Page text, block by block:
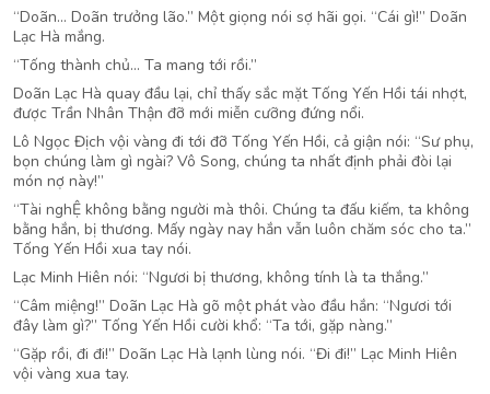
“Doãn… Doãn trưởng lão.” Một giọng nói sợ hãi gọi. “Cái gì!” Doãn
Lạc Hà mắng.
“Tống thành chủ… Ta mang tới rồi.”
Doãn Lạc Hà quay đầu lại, chỉ thấy sắc mặt Tống Yến Hồi tái nhợt,
được Trần Nhân Thận đỡ mới miễn cưỡng đứng nổi.
Lô Ngọc Địch vội vàng đi tới đỡ Tống Yến Hồi, cả giận nói: “Sư phụ,
bọn chúng làm gì ngài? Vô Song, chúng ta nhất định phải đòi lại
món nợ này!”
“Tài nghỆ không bằng người mà thôi. Chúng ta đấu kiếm, ta không
bằng hắn, bị thương. Mấy ngày nay hắn vẫn luôn chăm sóc cho ta.”
Tống Yến Hồi xua tay nói.
Lạc Minh Hiên nói: “Ngươi bị thương, không tính là ta thắng.”
“Câm miệng!” Doãn Lạc Hà gõ một phát vào đầu hắn: “Ngươi tới
đây làm gì?” Tống Yến Hồi cười khổ: “Ta tới, gặp nàng.”
“Gặp rồi, đi đi!” Doãn Lạc Hà lạnh lùng nói. “Đi đi!” Lạc Minh Hiên
vội vàng xua tay.